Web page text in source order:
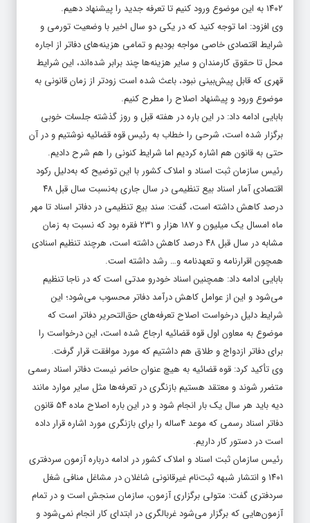
۱۴۰۲ به این موضوع ورود کنیم تا تعرفه جدید را پیشنهاد دهیم.
وی افزود: اما توجه کنید که در یکی دو سال اخیر با وضعیت تورمی و
شرایط اقتصادی خاصی مواجه بودیم و تمامی هزینه‌های دفاتر از اجاره
محل تا حقوق کارمندان و سایر هزینه‌ها چند برابر شده‌اند، این شرایط
قهری که قابل پیش‌بینی نبود، باعث شده است زودتر از زمان قانونی به
موضوع ورود و پیشنهاد اصلاح را مطرح کنیم.
بابایی ادامه داد: در این باره در هفته قبل و روز گذشته جلسات خوبی
برگزار شده است، شرحی را خطاب به رئیس قوه قضائیه نوشتیم و در آن
حتی به قانون هم اشاره کردیم اما شرایط کنونی را هم شرح دادیم.
رئیس سازمان ثبت اسناد و املاک کشور با این توضیح که به‌دلیل رکود
اقتصادی آمار اسناد بیع تنظیمی در سال جاری به‌نسبت سال قبل ۴۸
درصد کاهش داشته است، گفت: سند بیع تنظیمی در دفاتر اسناد تا مهر
ماه امسال یک میلیون و ۱۸۷ هزار و ۲۳۱ فقره بود که نسبت به زمان
مشابه در سال قبل ۴۸ درصد کاهش داشته است، هرچند تنظیم اسنادی
همچون اقرارنامه و تعهدنامه و… رشد داشته است.
بابایی ادامه داد: همچنین اسناد خودرو مدتی است که در ناجا تنظیم
می‌شود و این از عوامل کاهش درآمد دفاتر محسوب می‌شود؛ این
شرایط دلیل درخواست اصلاح تعرفه‌های حق‌التحریر دفاتر است که
موضوع به معاون اول قوه قضائیه ارجاع شده است، این درخواست را
برای دفاتر ازدواج و طلاق هم داشتیم که مورد موافقت قرار گرفت.
وی تأکید کرد: قوه قضائیه به هیچ عنوان حاضر نیست دفاتر اسناد رسمی
متضرر شوند و معتقد هستیم بازنگری در تعرفه‌ها مثل سایر موارد مانند
دیه باید هر سال یک بار انجام شود و در این باره اصلاح ماده ۵۴ قانون
دفاتر اسناد رسمی که موعد ۴ساله را برای بازنگری مورد اشاره قرار داده
است در دستور کار داریم.
رئیس سازمان ثبت اسناد و املاک کشور در ادامه درباره آزمون سردفتری
۱۴۰۱ و انتشار شبهه ثبت‌نام غیرقانونی شاغلان در مشاغل منافی شغل
سردفتری گفت: متولی برگزاری آزمون، سازمان سنجش است و در تمام
آزمون‌هایی که برگزار می‌شود غربالگری در ابتدای کار انجام نمی‌شود و